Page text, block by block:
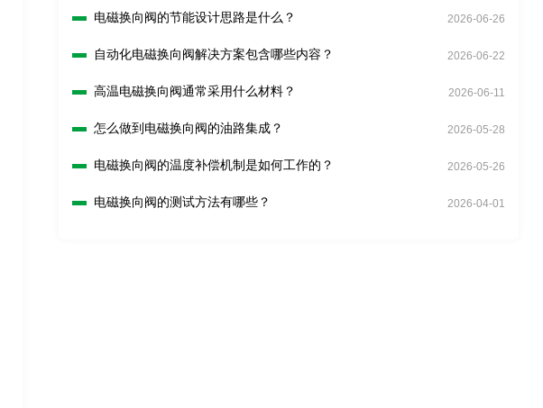
电磁换向阀的节能设计思路是什么？ 2026-06-26
自动化电磁换向阀解决方案包含哪些内容？ 2026-06-22
高温电磁换向阀通常采用什么材料？ 2026-06-11
怎么做到电磁换向阀的油路集成？ 2026-05-28
电磁换向阀的温度补偿机制是如何工作的？ 2026-05-26
电磁换向阀的测试方法有哪些？ 2026-04-01